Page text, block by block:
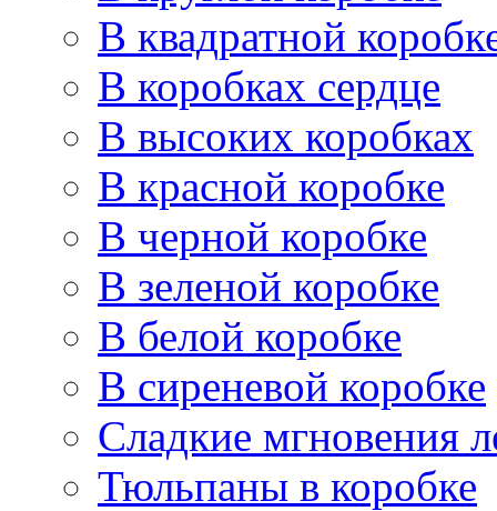
В квадратной
В коробках сердце
В высоких коробках
В красной коробке
В черной коробке
В зеленой коробке
В белой коробке
В сиреневой коробке
Сладкие мгновения
Тюльпаны в коробке